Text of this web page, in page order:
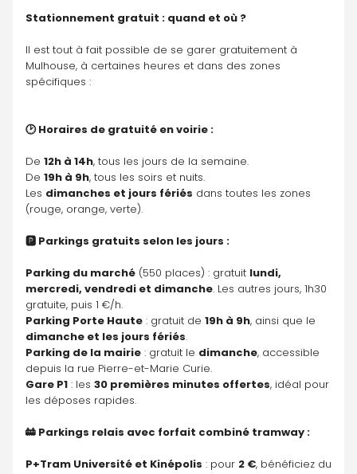
Stationnement gratuit : quand et où ?
Il est tout à fait possible de se garer gratuitement à
Mulhouse, à certaines heures et dans des zones
spécifiques :
🕑 Horaires de gratuité en voirie :
De 12h à 14h, tous les jours de la semaine.
De 19h à 9h, tous les soirs et nuits.
Les dimanches et jours fériés dans toutes les zones
(rouge, orange, verte).
🅿️ Parkings gratuits selon les jours :
Parking du marché (550 places) : gratuit lundi,
mercredi, vendredi et dimanche. Les autres jours, 1h30
gratuite, puis 1 €/h.
Parking Porte Haute : gratuit de 19h à 9h
dimanche et les jours fériés.
Parking de la mairie : gratuit le dimanche, accessible
depuis la rue Pierre-et-Marie Curie.
Gare P1 : les 30 premières minutes offertes, idéal pour
les déposes rapides.
🚋 Parkings relais avec forfait combiné tramway :
P+Tram Université et Kinépolis : pour 2 €, bénéficiez du